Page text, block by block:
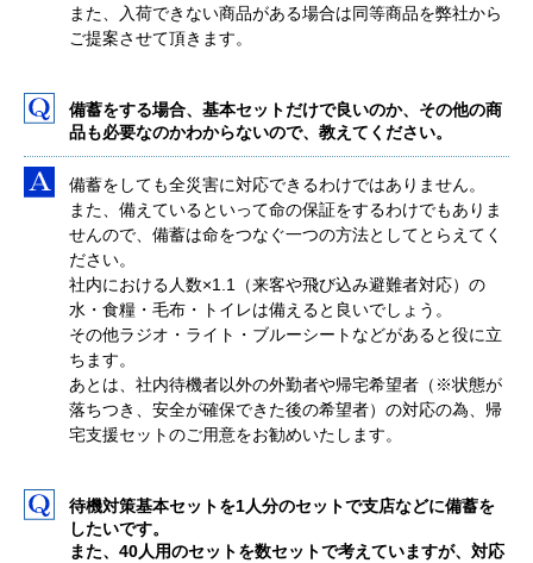
また、入荷できない商品がある場合は同等商品を弊社から
ご提案させて頂きます。
備蓄をする場合、基本セットだけで良いのか、その他の商
品も必要なのかわからないので、教えてください。
備蓄をしても全災害に対応できるわけではありません。
また、備えているといって命の保証をするわけでもありま
せんので、備蓄は命をつなぐ一つの方法としてとらえてく
ださい。
社内における人数×1.1（来客や飛び込み避難者対応）の
水・食糧・毛布・トイレは備えると良いでしょう。
その他ラジオ・ライト・ブルーシートなどがあると役に立
ちます。
あとは、社内待機者以外の外勤者や帰宅希望者（※状態が
落ちつき、安全が確保できた後の希望者）の対応の為、帰
宅支援セットのご用意をお勧めいたします。
待機対策基本セットを1人分のセットで支店などに備蓄を
したいです。
また、40人用のセットを数セットで考えていますが、対応